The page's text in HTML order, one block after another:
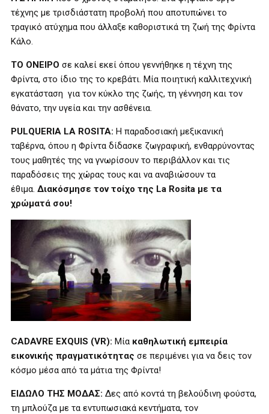
τέχνης με τρισδιάστατη προβολή που αποτυπώνει το
τραγικό ατύχημα που άλλαξε καθοριστικά τη ζωή της Φρίντα
Κάλο.
ΤΟ ΟΝΕΙΡΟ σε καλεί εκεί όπου γεννήθηκε η τέχνη της
Φρίντα, στο ίδιο της το κρεβάτι. Μία ποιητική καλλιτεχνική
εγκατάσταση για τον κύκλο της ζωής, τη γέννηση και τον
θάνατο, την υγεία και την ασθένεια.
PULQUERIA LA ROSITA: Η παραδοσιακή μεξικανική
ταβέρνα, όπου η Φρίντα δίδασκε ζωγραφική, ενθαρρύνοντας
τους μαθητές της να γνωρίσουν το περιβάλλον και τις
παραδόσεις της χώρας τους και να αναβιώσουν τα
έθιμα. Διακόσμησε τον τοίχο της La Rosita με τα
χρώματά σου!
CADAVRE EXQUIS (VR): Μία καθηλωτική εμπειρία
εικονικής πραγματικότητας σε περιμένει για να δεις τον
κόσμο μέσα από τα μάτια της Φρίντα!
ΕΙΔΩΛΟ ΤΗΣ ΜΟΔΑΣ: Δες από κοντά τη βελούδινη φούστα,
τη μπλούζα με τα εντυπωσιακά κεντήματα, τον